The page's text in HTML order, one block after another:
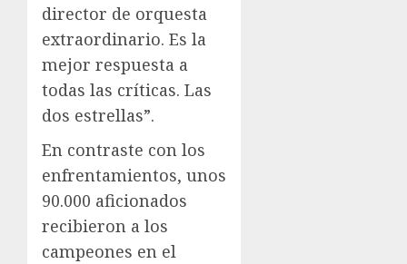
director de orquesta
extraordinario. Es la
mejor respuesta a
todas las críticas. Las
dos estrellas”.
En contraste con los
enfrentamientos, unos
90.000 aficionados
recibieron a los
campeones en el